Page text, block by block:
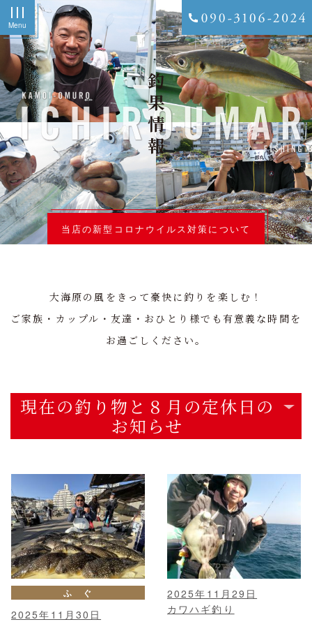
Menu
釣果情報
当店の新型コロナウイルス対策について
大海原の風をきって豪快に釣りを楽しむ！
ご家族・カップル・友達・おひとり様でも有意義な時間を
お過ごしください。
現在の釣り物と８月の定休日の
お知らせ
ふ ぐ
2025年11月30日
2025年11月29日
カワハギ釣り